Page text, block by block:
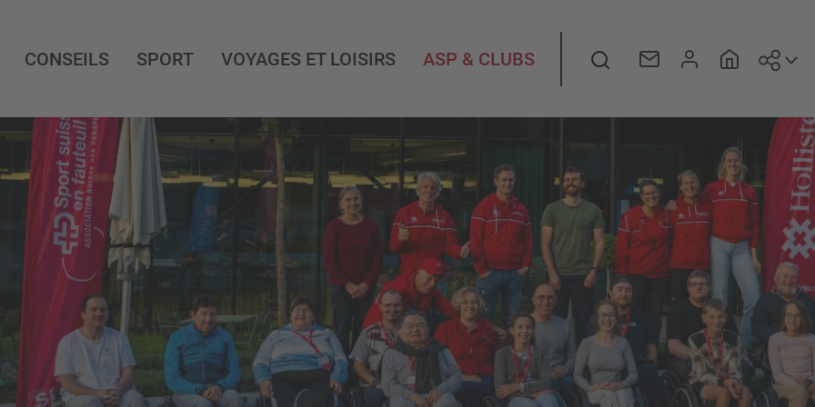
CONSEILS SPORT VOYAGES ET LOISIRS ASP & CLUBS Rechercher